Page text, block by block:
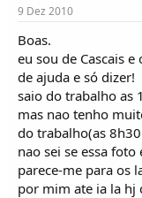
9 Dez 2010
Boas.
eu sou de Cascais
de ajuda e só dizer!
saio do trabalho as
mas nao tenho
do trabalho(as
nao sei se essa
parece-me para os
por mim ate ia la hj